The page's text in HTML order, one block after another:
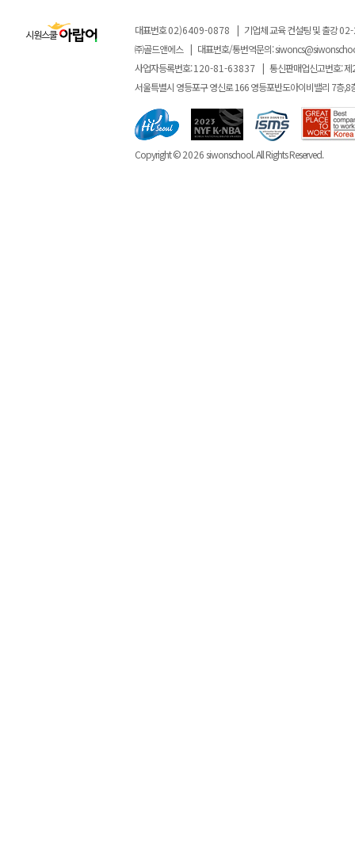
대표번호02)6409-0878 | 기업체 교육 컨설팅 및 출강
㈜골드앤에스 | 대표번호/통번역문의:
사업자등록번호:120-81-63837 | 통신판매업신고번호: 제
서울특별시 영등포구 영신로 166 영등포반도아이비밸리 7층,8
Copyright ©2026siwonschool. All Rights Reserved.